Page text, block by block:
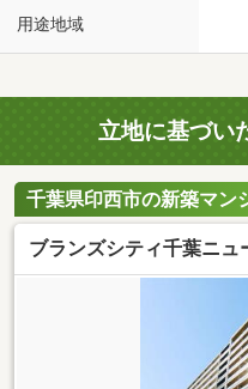
用途地域
立地に基づい
千葉県印西市の新築マン
ブランズシティ千葉ニ